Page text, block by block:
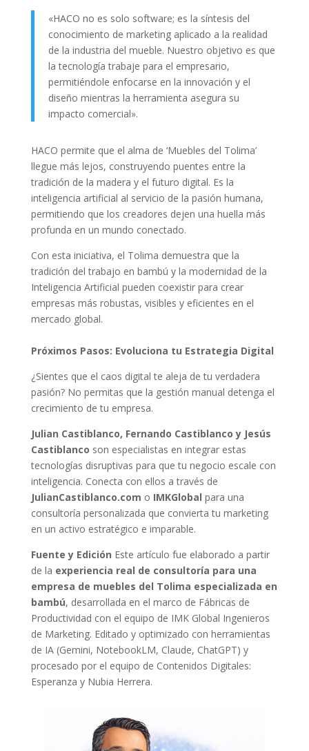
«HACO no es solo software; es la síntesis del
conocimiento de marketing aplicado a la realidad
de la industria del mueble. Nuestro objetivo es que
la tecnología trabaje para el empresario,
permitiéndole enfocarse en la innovación y el
diseño mientras la herramienta asegura su
impacto comercial».
HACO permite que el alma de ‘Muebles del Tolima’
llegue más lejos, construyendo puentes entre la
tradición de la madera y el futuro digital. Es la
inteligencia artificial al servicio de la pasión humana,
permitiendo que los creadores dejen una huella más
profunda en un mundo conectado.
Con esta iniciativa, el Tolima demuestra que la
tradición del trabajo en bambú y la modernidad de la
Inteligencia Artificial pueden coexistir para crear
empresas más robustas, visibles y eficientes en el
mercado global.
Próximos Pasos: Evoluciona tu Estrategia Digital
¿Sientes que el caos digital te aleja de tu verdadera
pasión? No permitas que la gestión manual detenga el
crecimiento de tu empresa.
Julian Castiblanco, Fernando Castiblanco y Jesús
Castiblanco son especialistas en integrar estas
tecnologías disruptivas para que tu negocio escale con
inteligencia. Conecta con ellos a través de
JulianCastiblanco.com o IMKGlobal para una
consultoría personalizada que convierta tu marketing
en un activo estratégico e imparable.
Fuente y Edición Este artículo fue elaborado a partir
de la experiencia real de consultoría para una
empresa de muebles del Tolima especializada en
bambú, desarrollada en el marco de Fábricas de
Productividad con el equipo de IMK Global Ingenieros
de Marketing. Editado y optimizado con herramientas
de IA (Gemini, NotebookLM, Claude, ChatGPT) y
procesado por el equipo de Contenidos Digitales:
Esperanza y Nubia Herrera.